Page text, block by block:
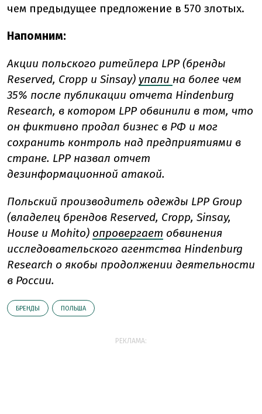
чем предыдущее предложение в 570 злотых.
Напомним:
Акции польского ритейлера LPP (бренды
Reserved, Cropp и Sinsay) упали на более чем
35% после публикации отчета Hindenburg
Research, в котором LPP обвинили в том, что
он фиктивно продал бизнес в РФ и мог
сохранить контроль над предприятиями в
стране. LPP назвал отчет
дезинформационной атакой.
Польский производитель одежды LPP Group
(владелец брендов Reserved, Cropp, Sinsay,
House и Mohito) опровергает обвинения
исследовательского агентства Hindenburg
Research о якобы продолжении деятельности
в России.
БРЕНДЫ ПОЛЬША
РЕКЛАМА: